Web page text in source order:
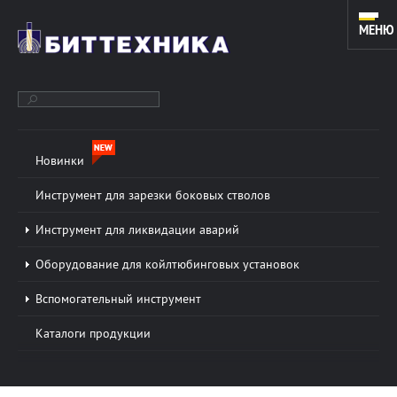
ОБОРУДОВАНИЕ ДЛЯ ЗАРЕЗКИ ДОПОЛНИТЕЛЬНЫХ СТВОЛОВ
КОЙЛТЮБИНГОВЫХ УСТАНОВОК.
динамично развивается по настоящее время. В
МЕНЮ
Новинки
Инструмент для зарезки боковых стволов
Инструмент для ликвидации аварий
Оборудование для койлтюбинговых установок
Вспомогательный инструмент
Каталоги продукции